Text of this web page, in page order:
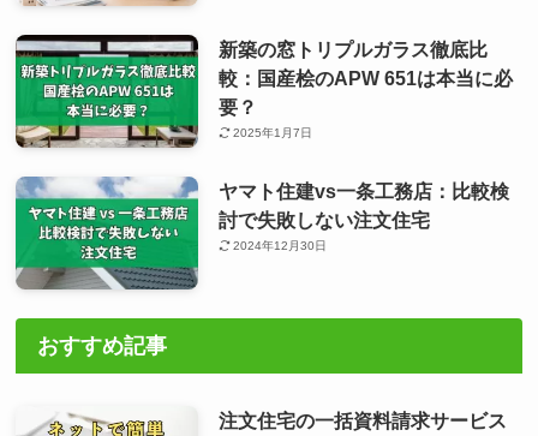
新築の窓トリプルガラス徹底比
較：国産桧のAPW 651は本当に必
要？
2025年1月7日
ヤマト住建vs一条工務店：比較検
討で失敗しない注文住宅
2024年12月30日
おすすめ記事
注文住宅の一括資料請求サービス